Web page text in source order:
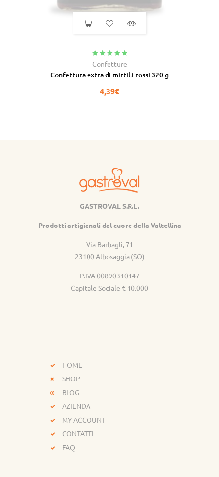
Valutato 5.00
Confetture
Confettura extra di mirtilli rossi 320 g
4,39€
GASTROVAL S.R.L.
Prodotti artigianali dal cuore della Valtellina
Via Barbagli, 71
23100 Albosaggia (SO)
P.IVA 00890310147
Capitale Sociale € 10.000
HOME
SHOP
BLOG
AZIENDA
MY ACCOUNT
CONTATTI
FAQ